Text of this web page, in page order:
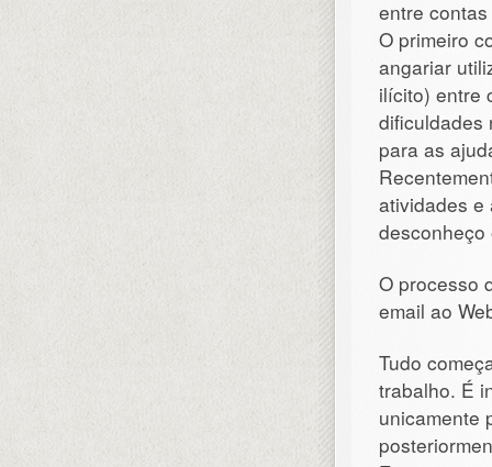
entre contas
O primeiro
angariar
ilícito) entre
dificuldades
para as
atividades e
O processo
email ao
Tudo
trabalho. É
unicamente